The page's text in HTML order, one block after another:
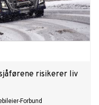
risikerer liv
Forbund